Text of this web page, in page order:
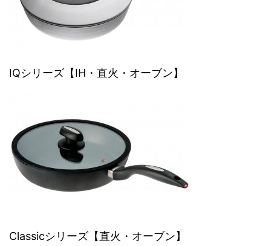
IQシリーズ【IH・直火・オーブン】
Classicシリーズ【直火・オーブン】